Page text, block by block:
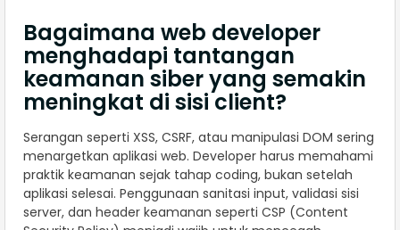
Bagaimana web developer
menghadapi tantangan
keamanan siber yang semakin
meningkat di sisi client?
Serangan seperti XSS, CSRF, atau manipulasi DOM sering
menargetkan aplikasi web. Developer harus memahami
praktik keamanan sejak tahap coding, bukan setelah
aplikasi selesai. Penggunaan sanitasi input, validasi sisi
server, dan header keamanan seperti CSP (Content